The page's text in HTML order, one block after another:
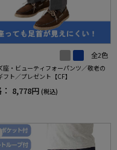
全2色
座・ビューティフォーパンツ／敬老の
フト／プレゼント【CF】
8,778円 (税込)